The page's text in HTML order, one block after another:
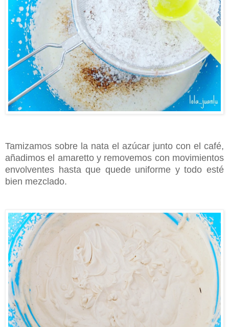
Tamizamos sobre la nata el azúcar junto con el café,
añadimos el amaretto y removemos con movimientos
envolventes hasta que quede uniforme y todo esté
bien mezclado.